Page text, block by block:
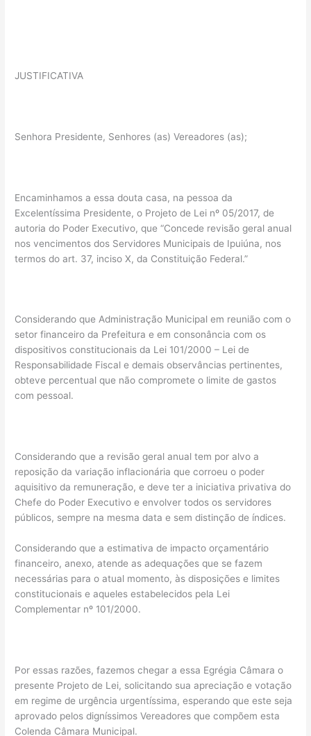
JUSTIFICATIVA
Senhora Presidente, Senhores (as) Vereadores (as);
Encaminhamos a essa douta casa, na pessoa da
Excelentíssima Presidente, o Projeto de Lei nº 05/2017, de
autoria do Poder Executivo, que “Concede revisão geral anual
nos vencimentos dos Servidores Municipais de Ipuiúna, nos
termos do art. 37, inciso X, da Constituição Federal.”
Considerando que Administração Municipal em reunião com o
setor financeiro da Prefeitura e em consonância com os
dispositivos constitucionais da Lei 101/2000 – Lei de
Responsabilidade Fiscal e demais observâncias pertinentes,
obteve percentual que não compromete o limite de gastos
com pessoal.
Considerando que a revisão geral anual tem por alvo a
reposição da variação inflacionária que corroeu o poder
aquisitivo da remuneração, e deve ter a iniciativa privativa do
Chefe do Poder Executivo e envolver todos os servidores
públicos, sempre na mesma data e sem distinção de índices.
Considerando que a estimativa de impacto orçamentário
financeiro, anexo, atende as adequações que se fazem
necessárias para o atual momento, às disposições e limites
constitucionais e aqueles estabelecidos pela Lei
Complementar nº 101/2000.
Por essas razões, fazemos chegar a essa Egrégia Câmara o
presente Projeto de Lei, solicitando sua apreciação e votação
em regime de urgência urgentíssima, esperando que este seja
aprovado pelos digníssimos Vereadores que compõem esta
Colenda Câmara Municipal.